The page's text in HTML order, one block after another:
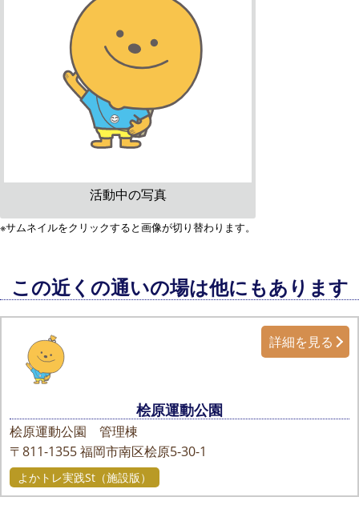
活動中の写真
※サムネイルをクリックすると画像が切り替わります。
この近くの通いの場は他にもあります
桧原運動公園
桧原運動公園 管理棟
〒811-1355福岡市南区桧原5-30-1
詳細を見る
よかトレ実践St（施設版）